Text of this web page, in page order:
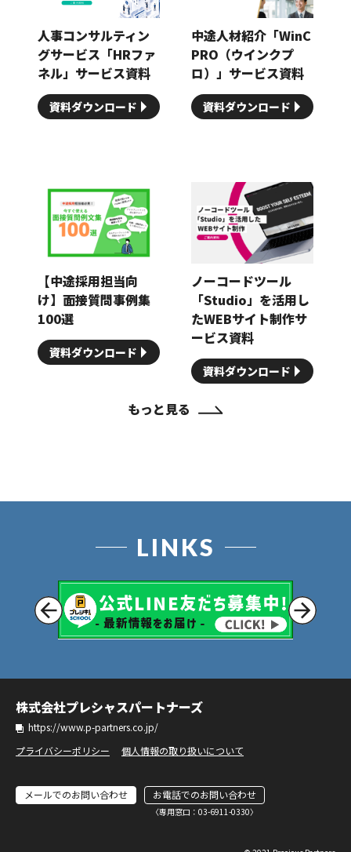
人事コンサルティン
グサービス「HRファ
ネル」サービス資料
資料ダウンロード
中途人材紹介「WinC
PRO（ウインクプ
ロ）」サービス資料
資料ダウンロード
【中途採用担当向
け】面接質問事例集
100選
資料ダウンロード
ノーコードツール
「Studio」を活用し
たWEBサイト制作サ
ービス資料
資料ダウンロード
もっと見る
LINKS
株式会社プレシャスパートナーズ
https://www.p-partners.co.jp/
プライバシーポリシー
個人情報の取り扱いについて
メールでのお問い合わせ お電話でのお問い合わせ
〈専⽤窓⼝：03-6911-0330〉